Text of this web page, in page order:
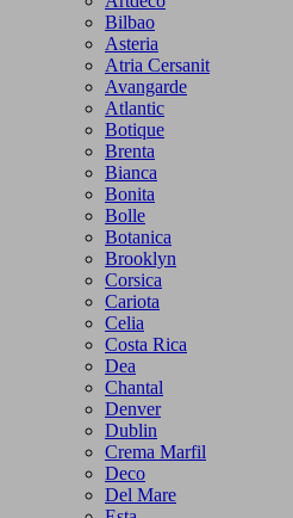
Bilbao
Asteria
Atria Cersanit
Avangarde
Atlantic
Botique
Brenta
Bianca
Bonita
Bolle
Botanica
Brooklyn
Corsica
Cariota
Celia
Costa Rica
Dea
Chantal
Denver
Dublin
Crema Marfil
Deco
Del Mare